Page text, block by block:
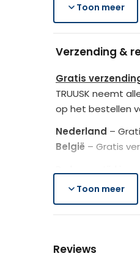
1 x
Rotan_kleur
Kussen_kleur
Toon meer
Verzending &
Gratis
TRUUSK neemt
op het bestellen
Nederland –
België – Gratis
Lees hier meer..
Gratis
Je heb na de
de producten
Toon meer
Reviews